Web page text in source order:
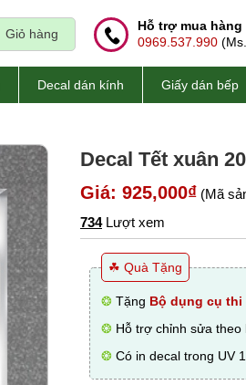
Giỏ hàng
Hỗ trợ mua hàng
0969.537.990
Decal dán kính Giấy dán bếp
Decal Tết xuân
Giá: 925,000₫ (Mã
734Lượt xem
☘ Quà Tặng
❂ Tặng Bộ dụng cụ thi
❂ Hỗ trợ chỉnh sửa
❂ Có in decal trong UV